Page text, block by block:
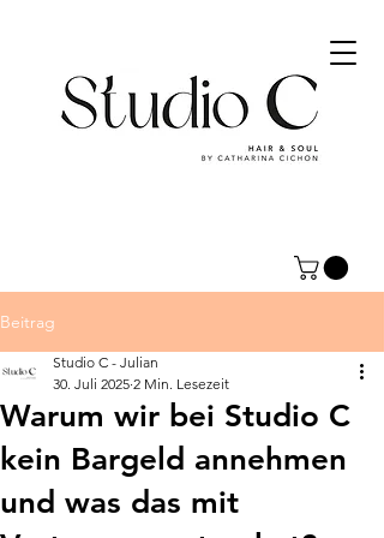
Beitrag
Warum wir bei Studio C
kein Bargeld annehmen
und was das mit
Studio C - Julian
30. Juli 2025 2 Min. Lesezeit